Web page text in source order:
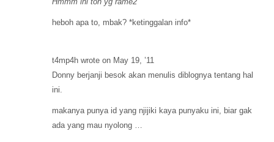
heboh apa to, mbak? *ketinggalan info*
t4mp4h wrote on May 19, ’11
Donny berjanji besok akan menulis diblognya tentang hal
ini.
makanya punya id yang njijiki kaya punyaku ini, biar gak
ada yang mau nyolong …